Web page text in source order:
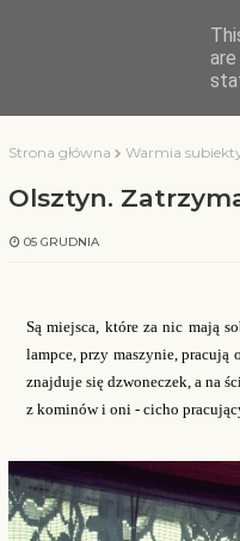
KOCHAMY WARMIĘ
Strona główna Warmia
Olsztyn.
05 GRUDNIA
Są miejsca, które za nic mają
lampce, przy maszynie, pracują
znajduje się dzwoneczek, a na
z kominów i oni - cicho